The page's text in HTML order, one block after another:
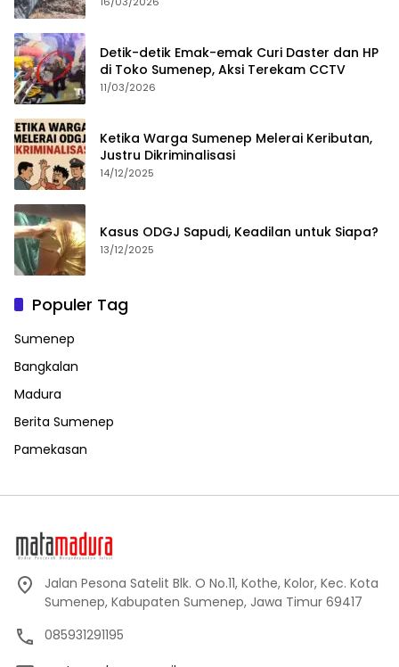
Detik-detik Emak-emak Curi Daster dan HP
di Toko Sumenep, Aksi Terekam CCTV
11/03/2026
Ketika Warga Sumenep Melerai Keributan,
Justru Dikriminalisasi
14/12/2025
Kasus ODGJ Sapudi, Keadilan untuk Siapa?
13/12/2025
Populer Tag
Sumenep
Bangkalan
Madura
Berita Sumenep
Pamekasan
Jalan Pesona Satelit Blk. O No.11, Kothe, Kolor, Kec. Kota
Sumenep, Kabupaten Sumenep, Jawa Timur 69417
085931291195